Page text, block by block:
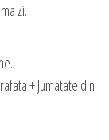
Zi.
+ Jumatate din